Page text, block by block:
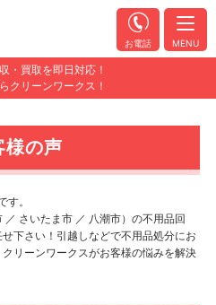
・買取を即日対応！
クリーンワークス！
お電話 MENU
様の声
す。
さいたま市 ／ 八潮市）の不用品回
下さい！引越しなどで不用品処分にお
リーンワークスがお客様の悩みを解決